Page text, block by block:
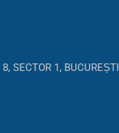
SECTOR 1, BUCUREȘTI